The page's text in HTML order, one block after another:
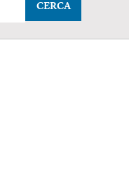
CERCA